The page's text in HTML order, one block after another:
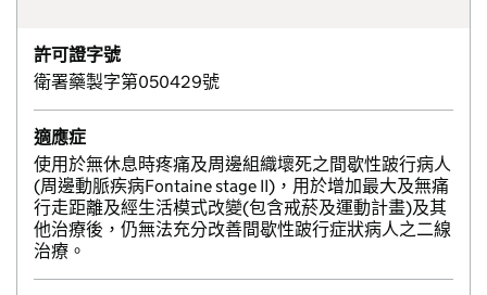
許可證字號
衛署藥製字第050429號
適應症
使用於無休息時疼痛及周邊組織壞死之間歇性跛行病人
(周邊動脈疾病Fontaine stage II)，用於增加最大及無痛
行走距離及經生活模式改變(包含戒菸及運動計畫)及其
他治療後，仍無法充分改善間歇性跛行症狀病人之二線
治療。